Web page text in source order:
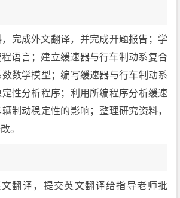
完成外文翻译，并完成开题报告；学
语言；建立缓速器与行车制动系复合
数学模型；编写缓速器与行车制动系
性分析程序；利用所编程序分析缓速
制动稳定性的影响；整理研究资料，
。
翻译，提交英文翻译给指导老师批